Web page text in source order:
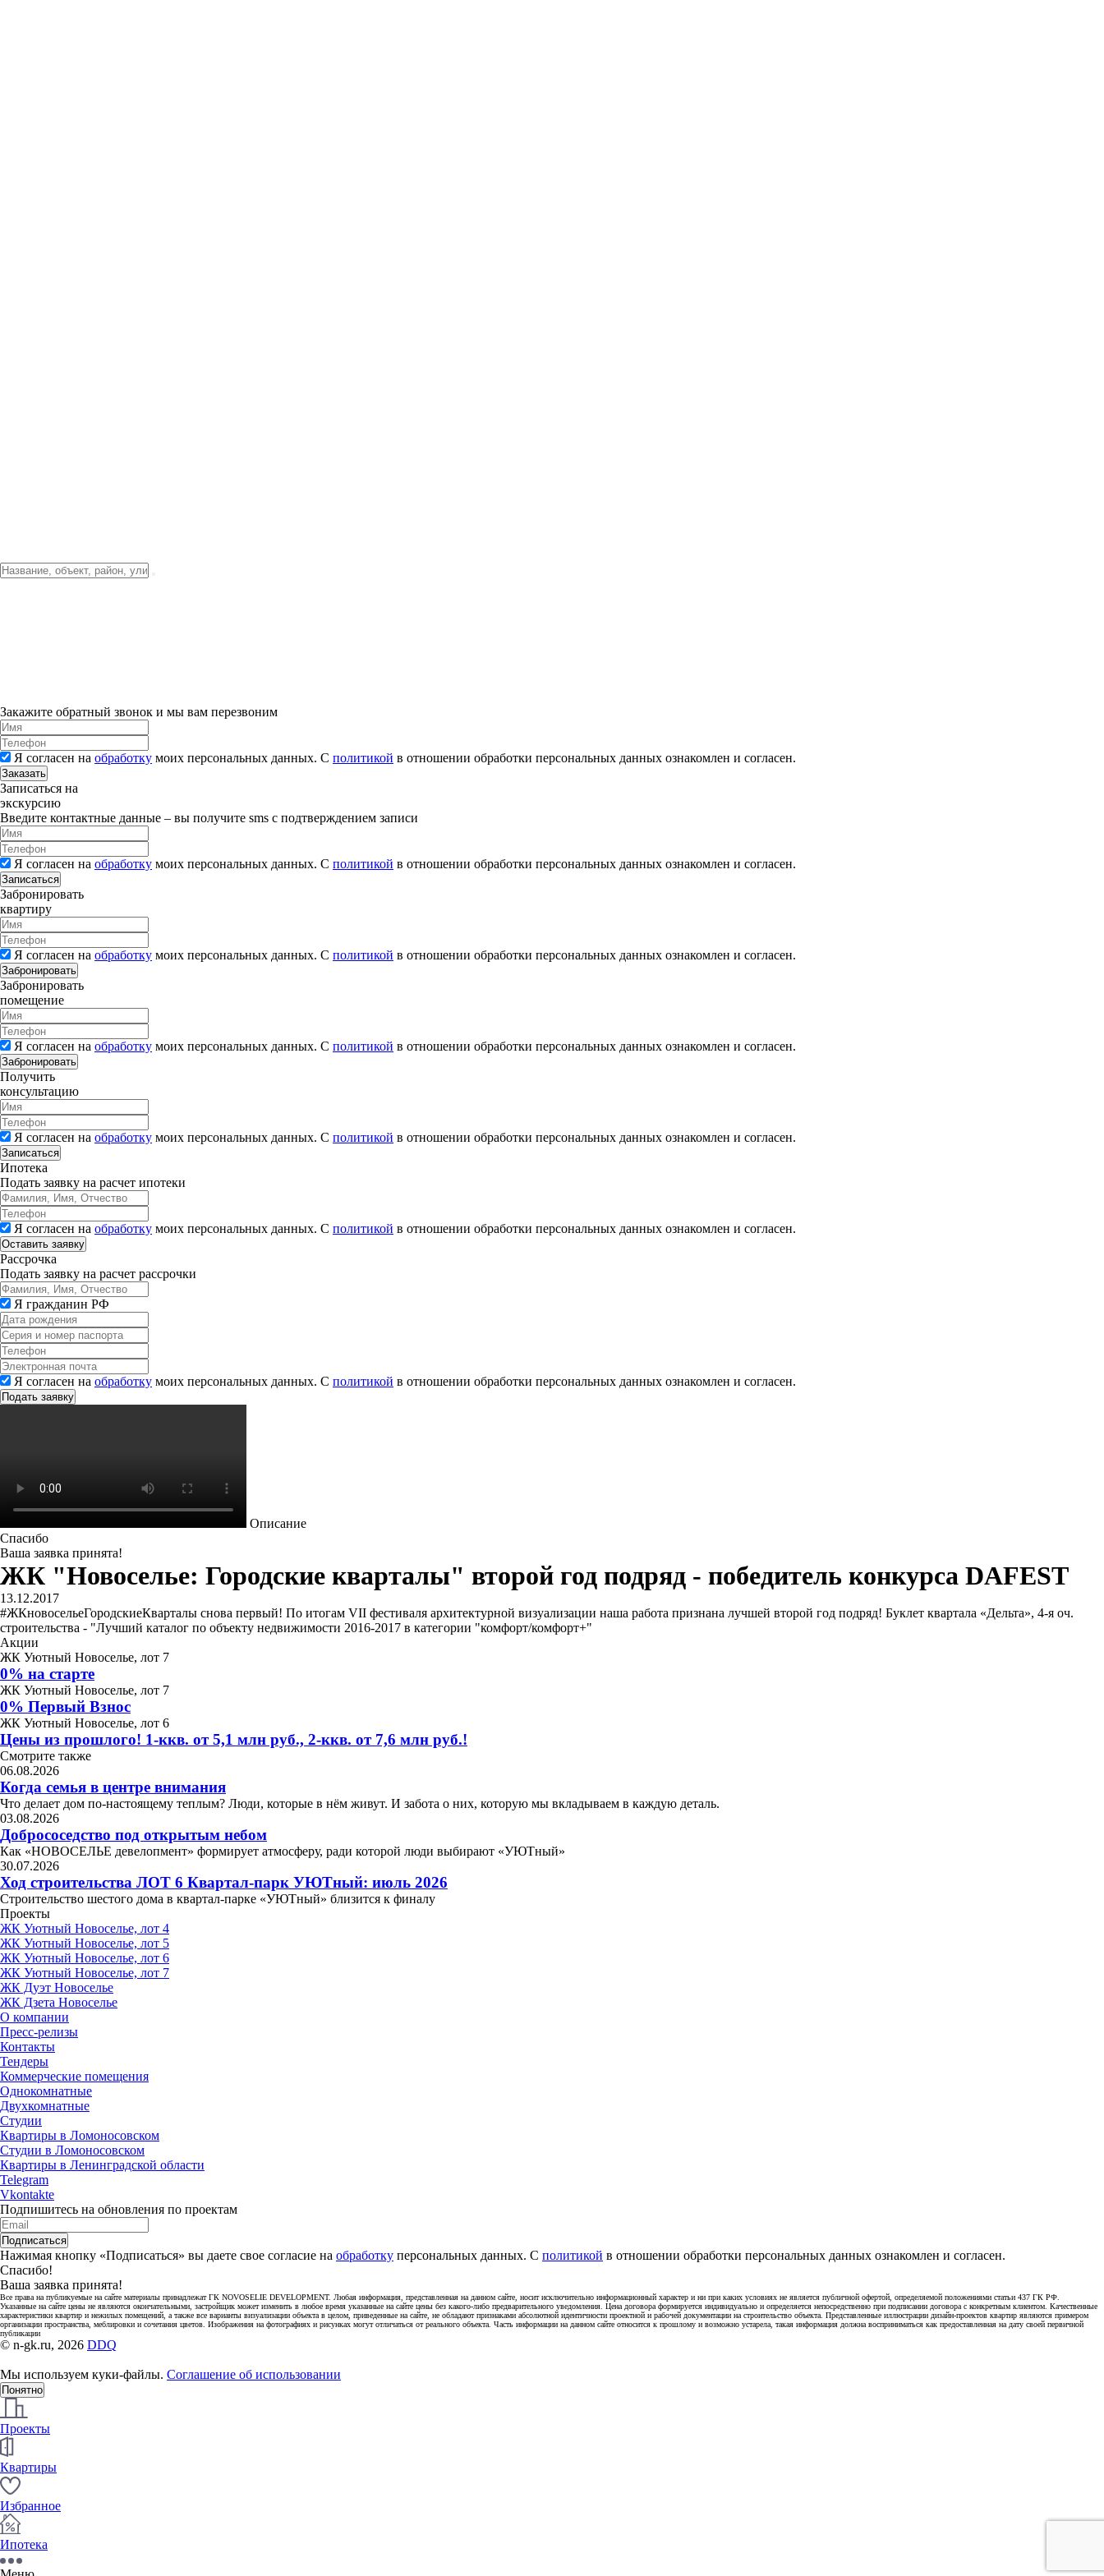
Закажите обратный звонок и мы вам перезвоним
Я согласен на обработку моих персональных данных. С политикой в отношении обработки персональных данных ознакомлен и согласен.
Заказать
Записаться на
экскурсию
Введите контактные данные – вы получите sms с подтверждением записи
Я согласен на обработку моих персональных данных. С политикой в отношении обработки персональных данных ознакомлен и согласен.
Записаться
Забронировать
квартиру
Я согласен на обработку моих персональных данных. С политикой в отношении обработки персональных данных ознакомлен и согласен.
Забронировать
Забронировать
помещение
Я согласен на обработку моих персональных данных. С политикой в отношении обработки персональных данных ознакомлен и согласен.
Забронировать
Получить
консультацию
Я согласен на обработку моих персональных данных. С политикой в отношении обработки персональных данных ознакомлен и согласен.
Записаться
Ипотека
Подать заявку на расчет ипотеки
Я согласен на обработку моих персональных данных. С политикой в отношении обработки персональных данных ознакомлен и согласен.
Рассрочка
Подать заявку на расчет рассрочки
Я гражданин РФ
Я согласен на обработку моих персональных данных. С политикой в отношении обработки персональных данных ознакомлен и согласен.
Описание
Спасибо
Ваша заявка принята!
ЖК "Новоселье: Городские кварталы" второй год подряд - победитель конкурса DAFEST
13.12.2017
#ЖКновосельеГородскиеКварталы снова первый! По итогам VII фестиваля архитектурной визуализации наша работа признана лучшей второй год подряд! Буклет квартала «Дельта», 4-я оч.
строительства - "Лучший каталог по объекту недвижимости 2016-2017 в категории "комфорт/комфорт+"
Акции
ЖК Уютный Новоселье, лот 7
0% на старте
ЖК Уютный Новоселье, лот 7
0% Первый Взнос
ЖК Уютный Новоселье, лот 6
Цены из прошлого! 1-ккв. от 5,1 млн руб., 2-ккв. от 7,6 млн руб.!
Смотрите также
06.08.2026
Когда семья в центре внимания
Что делает дом по-настоящему теплым? Люди, которые в нём живут. И забота о них, которую мы вкладываем в каждую деталь.
03.08.2026
Добрососедство под открытым небом
Как «НОВОСЕЛЬЕ девелопмент» формирует атмосферу, ради которой люди выбирают «УЮТный»
30.07.2026
Ход строительства ЛОТ 6 Квартал-парк УЮТный: июль 2026
Строительство шестого дома в квартал-парке «УЮТный» близится к финалу
Проекты
ЖК Уютный Новоселье, лот 4
ЖК Уютный Новоселье, лот 5
ЖК Уютный Новоселье, лот 6
ЖК Уютный Новоселье, лот 7
ЖК Дуэт Новоселье
ЖК Дзета Новоселье
О компании
Пресс-релизы
Контакты
Тендеры
Коммерческие помещения
Однокомнатные
Двухкомнатные
Студии
Квартиры в Ломоносовском
Студии в Ломоносовском
Квартиры в Ленинградской области
Telegram
Vkontakte
Подпишитесь на обновления по проектам
Подписаться
Нажимая кнопку «Подписаться» вы даете свое согласие на обработку персональных данных. С политикой в отношении обработки персональных данных ознакомлен и согласен.
Спасибо!
Ваша заявка принята!
Все права на публикуемые на сайте материалы принадлежат ГК NOVOSELIE DEVELOPMENT. Любая информация, представленная на данном сайте, носит исключительно информационный характер и ни при каких условиях не является публичной офертой, определяемой положениями статьи 437 ГК РФ.
Указанные на сайте цены не являются окончательными, застройщик может изменить в любое время указанные на сайте цены без какого-либо предварительного уведомления. Цена договора формируется индивидуально и определяется непосредственно при подписании договора с конкретным клиентом. Качественные
характеристики квартир и нежилых помещений, а также все варианты визуализации объекта в целом, приведенные на сайте, не обладают признаками абсолютной идентичности проектной и рабочей документации на строительство объекта. Представленные иллюстрации дизайн-проектов квартир являются примером
организации пространства, меблировки и сочетания цветов. Изображения на фотографиях и рисунках могут отличаться от реального объекта. Часть информации на данном сайте относится к прошлому и возможно устарела, такая информация должна восприниматься как предоставленная на дату своей первичной
публикации
© n-gk.ru, 2026 DDQ
Мы используем куки-файлы. Соглашение об использовании
Понятно
Проекты
Квартиры
Избранное
Ипотека